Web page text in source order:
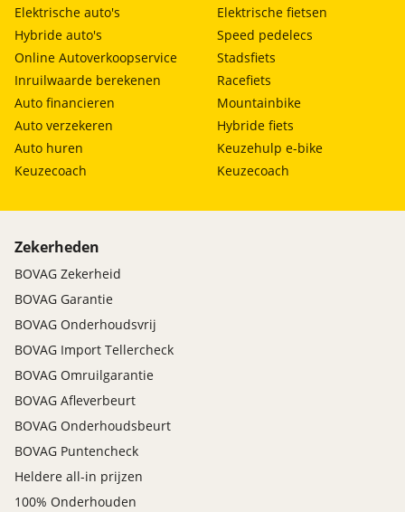
Elektrische auto's
Hybride auto's
Online Autoverkoopservice
Inruilwaarde berekenen
Auto financieren
Auto verzekeren
Auto huren
Keuzecoach
Elektrische fietsen
Speed pedelecs
Stadsfiets
Racefiets
Mountainbike
Hybride fiets
Keuzehulp e-bike
Keuzecoach
Zekerheden
BOVAG Zekerheid
BOVAG Garantie
BOVAG Onderhoudsvrij
BOVAG Import Tellercheck
BOVAG Omruilgarantie
BOVAG Afleverbeurt
BOVAG Onderhoudsbeurt
BOVAG Puntencheck
Heldere all-in prijzen
100% Onderhouden